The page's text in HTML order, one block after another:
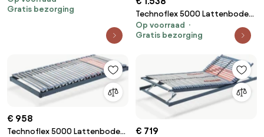
Gratis bezorging
Technoflex 5000 Lattenbodem
Elektrisch – Bij Swiss Sense
Op voorraad
Gratis bezorging
€ 958
Technoflex 5000 Lattenbodem
€ 719